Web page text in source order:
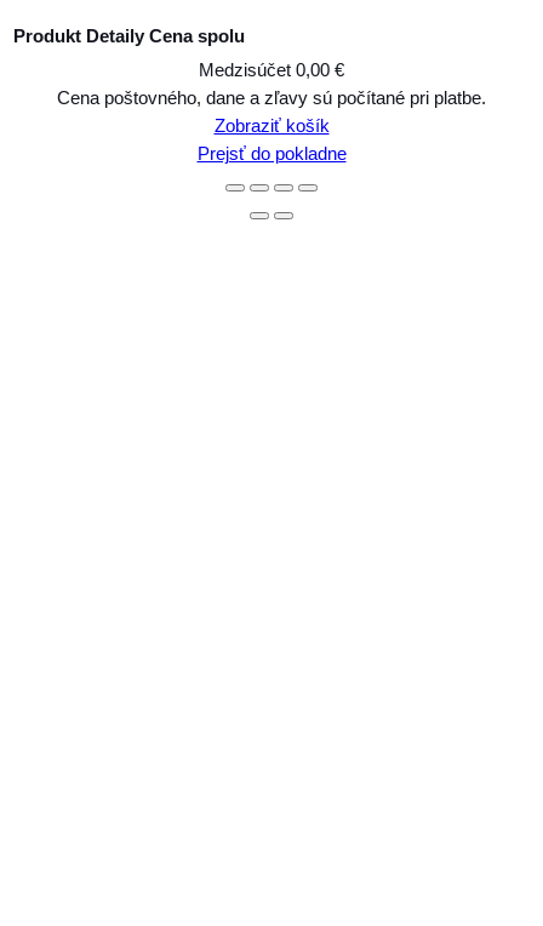
Produkty
Produkt Detaily Cena spolu
Medzisúčet 0,00 €
Cena poštovného, dane a zľavy sú počítané pri platbe.
Zobraziť košík
Prejsť do pokladne